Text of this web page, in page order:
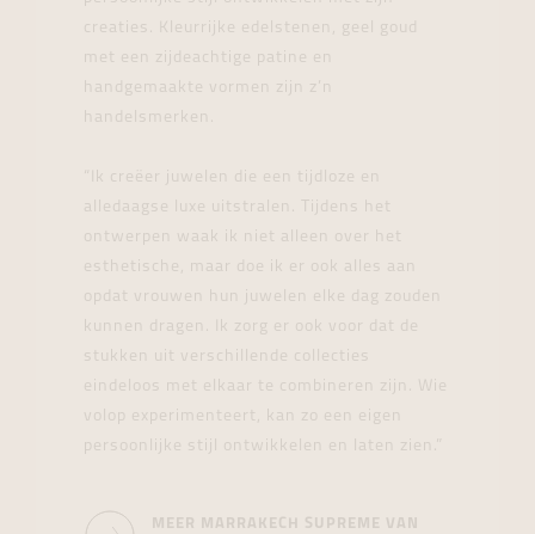
creaties. Kleurrijke edelstenen, geel goud
met een zijdeachtige patine en
handgemaakte vormen zijn z’n
handelsmerken.
“Ik creëer juwelen die een tijdloze en
alledaagse luxe uitstralen. Tijdens het
ontwerpen waak ik niet alleen over het
esthetische, maar doe ik er ook alles aan
opdat vrouwen hun juwelen elke dag zouden
kunnen dragen. Ik zorg er ook voor dat de
stukken uit verschillende collecties
eindeloos met elkaar te combineren zijn. Wie
volop experimenteert, kan zo een eigen
persoonlijke stijl ontwikkelen en laten zien.”
MEER MARRAKECH SUPREME VAN